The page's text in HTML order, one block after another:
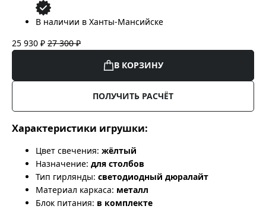
В наличии в Ханты-Мансийске
25 930 ₽ 27 300 ₽
В КОРЗИНУ
ПОЛУЧИТЬ РАСЧЁТ
Характеристики игрушки:
Цвет свечения: жёлтый
Назначение: для столбов
Тип гирлянды: светодиодный дюралайт
Материал каркаса: металл
Блок питания: в комплекте